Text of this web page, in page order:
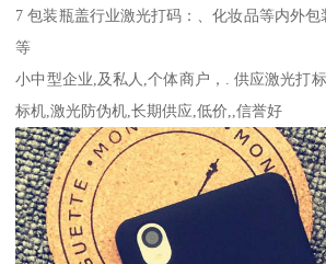
7 包装瓶盖行业激光打码：、化妆品等内外
等
小中型企业,及私人,个体商户，. 供应激光打
标机,激光防伪机,长期供应,低价,,信誉好